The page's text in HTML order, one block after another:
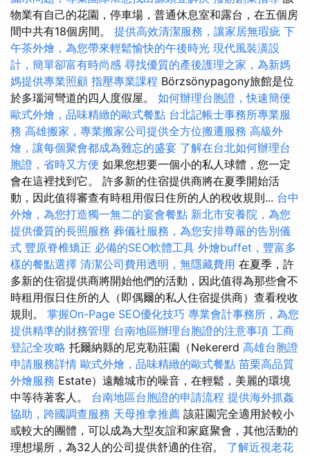
物業有自己的花園，停車場，普通休息室和露台，在五個房
間中共有18個房間。 提供高效清潔服務，讓家居無瑕疵 下
午茶外燴，為您帶來輕鬆愉快的午後時光 現代風裝潢設
計，簡單卻富有時尚感 尋找優質的產後護理之家，為新媽
媽提供專業照顧 指壓專業課程 Börzsönypagony旅館是位
於多瑙河彎道的四人度假屋。 如何辦理台胞證，快速簡便
歐式外燴，品味精緻的歐式餐點 台北記帳士事務所專業服
務 高雄搬家，專業搬家公司提供全方位搬遷服務 高級外
燴，讓每個聚會都成為難忘的盛宴 了解在台北如何辦理台
胞證，省時又方便 如果您想要一個小的私人球體，您一定
會在這裡找到它。 許多新的住宿提供商將在夏季開始活
動，因此值得審查有時租用假日住所的人的稅收規則... 台中
外燴，為您打造獨一無二的宴會餐點 新北市安養院，為您
提供優質的長照服務 葬儀社服務，為您安排尊嚴的告別儀
式 豐原脊椎矯正 必備的SEO軟體工具 外燴buffet，豐富多
樣的餐點選擇 清潔公司費用透明，無隱藏費用 在夏季，許
多新的住宿提供商將開始他們的活動，因此值得為那些會不
時租用假日住所的人（即偶爾的私人住宿提供商）查看稅收
規則。 掌握On-Page SEO優化技巧 專業會計事務所，為您
提供精準的財務管理 台南地區辦理台胞證的注意事項 工商
登記全攻略 托爾納縣的尼克勒莊園（Nekererd 高雄台胞證
申請服務詳情 歐式外燴，品味精緻的歐式餐點 苗栗高品質
外燴服務 Estate）遠離城市的噪音，在輕鬆，美麗的環境
中等待著客人。 台南地區台胞證的申請流程 提供海外抓姦
協助，跨國調查服務 天母推拿推薦 該莊園完全適用於較小
或較大的團體，可以成為大型友誼和家庭聚會，其他活動的
理想場所，為32人的公司提供舒適的住宿。 了解近視老花